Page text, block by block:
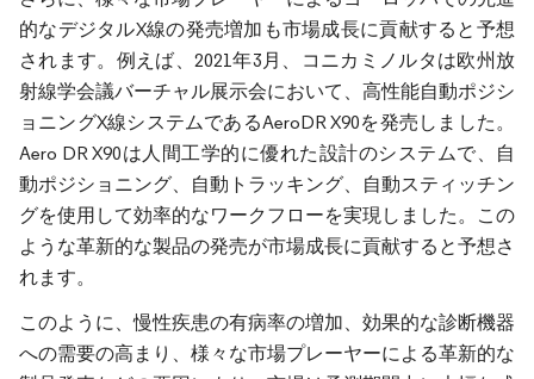
的なデジタルX線の発売増加も市場成長に貢献すると予想
されます。例えば、2021年3月、コニカミノルタは欧州放
射線学会議バーチャル展示会において、高性能自動ポジシ
ョニングX線システムであるAeroDR X90を発売しました。
Aero DR X90は人間工学的に優れた設計のシステムで、自
動ポジショニング、自動トラッキング、自動スティッチン
グを使用して効率的なワークフローを実現しました。この
ような革新的な製品の発売が市場成長に貢献すると予想さ
れます。
このように、慢性疾患の有病率の増加、効果的な診断機器
への需要の高まり、様々な市場プレーヤーによる革新的な